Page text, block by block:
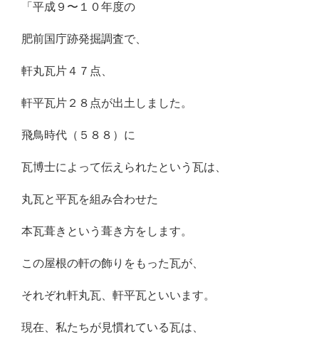
「平成９〜１０年度の
肥前国庁跡発掘調査で、
軒丸瓦片４７点、
軒平瓦片２８点が出土しました。
飛鳥時代（５８８）に
瓦博士によって伝えられたという瓦は、
丸瓦と平瓦を組み合わせた
本瓦葺きという葺き方をします。
この屋根の軒の飾りをもった瓦が、
それぞれ軒丸瓦、軒平瓦といいます。
現在、私たちが見慣れている瓦は、